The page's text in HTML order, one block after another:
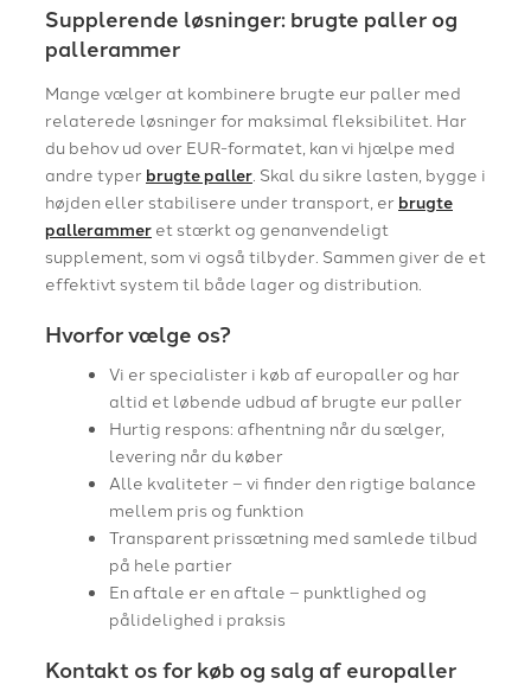
Supplerende løsninger: brugte paller og
pallerammer
Mange vælger at kombinere brugte eur paller med
relaterede løsninger for maksimal fleksibilitet. Har
du behov ud over EUR-formatet, kan vi hjælpe med
andre typer brugte paller . Skal du sikre lasten, bygge i
højden eller stabilisere under transport, er brugte
pallerammer et stærkt og genanvendeligt
supplement, som vi også tilbyder. Sammen giver de et
effektivt system til både lager og distribution.
Hvorfor vælge os?
Vi er specialister i køb af europaller og har
altid et løbende udbud af brugte eur paller
Hurtig respons: afhentning når du sælger,
levering når du køber
Alle kvaliteter – vi finder den rigtige balance
mellem pris og funktion
Transparent prissætning med samlede tilbud
på hele partier
En aftale er en aftale – punktlighed og
pålidelighed i praksis
Kontakt os for køb og salg af europaller